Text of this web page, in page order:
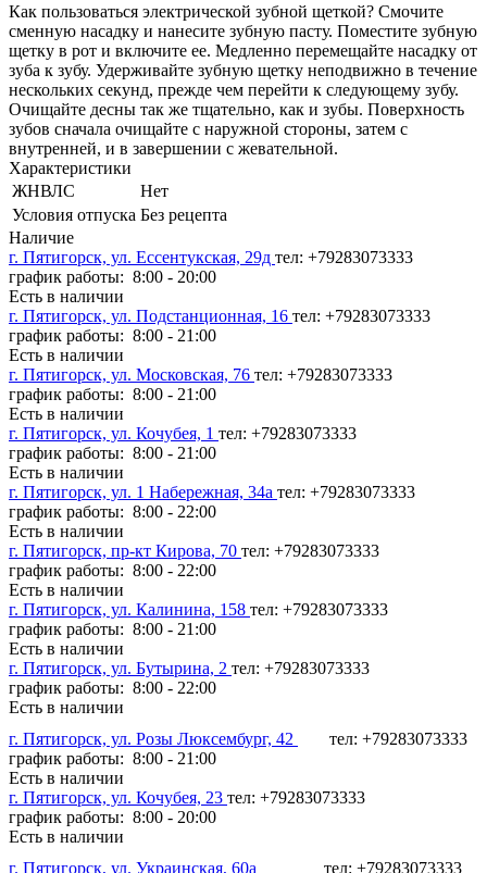
Как пользоваться электрической зубной щеткой? Смочите
сменную насадку и нанесите зубную пасту. Поместите зубную
щетку в рот и включите ее. Медленно перемещайте насадку от
зуба к зубу. Удерживайте зубную щетку неподвижно в течение
нескольких секунд, прежде чем перейти к следующему зубу.
Очищайте десны так же тщательно, как и зубы. Поверхность
зубов сначала очищайте с наружной стороны, затем с
внутренней, и в завершении с жевательной.
Характеристики
ЖНВЛС
Нет
Условия отпуска Без рецепта
Наличие
г. Пятигорск, ул. Ессентукская, 29д тел: +79283073333
график работы: 8:00 - 20:00
Есть в наличии
г. Пятигорск, ул. Подстанционная, 16 тел: +79283073333
график работы: 8:00 - 21:00
Есть в наличии
г. Пятигорск, ул. Московская, 76 тел: +79283073333
график работы: 8:00 - 21:00
Есть в наличии
г. Пятигорск, ул. Кочубея, 1 тел: +79283073333
график работы: 8:00 - 21:00
Есть в наличии
г. Пятигорск, ул. 1 Набережная, 34а тел: +79283073333
график работы: 8:00 - 22:00
Есть в наличии
г. Пятигорск, пр-кт Кирова, 70 тел: +79283073333
график работы: 8:00 - 22:00
Есть в наличии
г. Пятигорск, ул. Калинина, 158 тел: +79283073333
график работы: 8:00 - 21:00
Есть в наличии
г. Пятигорск, ул. Бутырина, 2 тел: +79283073333
график работы: 8:00 - 22:00
Есть в наличии
г. Пятигорск, ул. Розы Люксембург, 42
тел: +79283073333
график работы: 8:00 - 21:00
Есть в наличии
г. Пятигорск, ул. Кочубея, 23 тел: +79283073333
график работы: 8:00 - 20:00
Есть в наличии
г. Пятигорск, ул. Украинская, 60а
тел: +79283073333